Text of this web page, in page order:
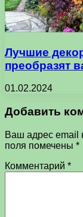
Лучшие
преобразят
01.02.2024
Добавить
Ваш адрес email
поля помечены *
Комментарий *